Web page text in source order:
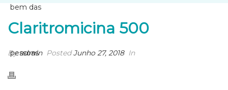
Claritromicina 500
Byadmin PostedJunho 27, 2018 In